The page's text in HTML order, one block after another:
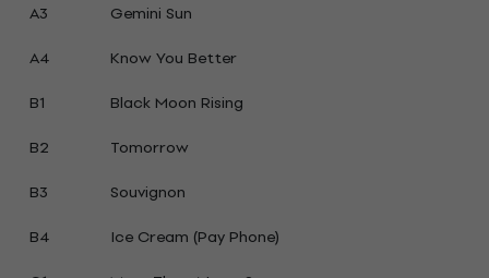
A3
Gemini Sun
A4
Know You Better
B1
Black Moon Rising
B2
Tomorrow
B3
Souvignon
B4
Ice Cream (Pay Phone)